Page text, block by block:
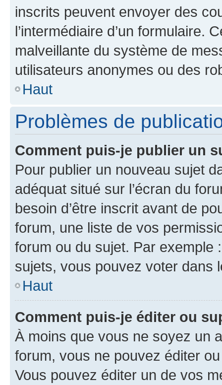
inscrits peuvent envoyer des
l’intermédiaire d’un formulaire.
malveillante du système de
utilisateurs anonymes ou des
Haut
Problèmes de
Comment puis-je publier un
Pour publier un nouveau sujet
adéquat situé sur l’écran du
besoin d’être inscrit avant de
forum, une liste de vos
forum ou du sujet. Par exemple
sujets, vous pouvez voter dans
Haut
Comment puis-je éditer ou
À moins que vous ne soyez un
forum, vous ne pouvez éditer
Vous pouvez éditer un de vos